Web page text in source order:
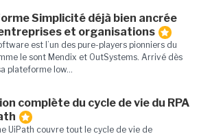
Simplicité déjà bien ancrée
et organisations
est l’un des pure-players pionniers du
le sont Mendix et OutSystems. Arrivé dès
plateforme low...
complète du cycle de vie du RPA
UiPath couvre tout le cycle de vie de